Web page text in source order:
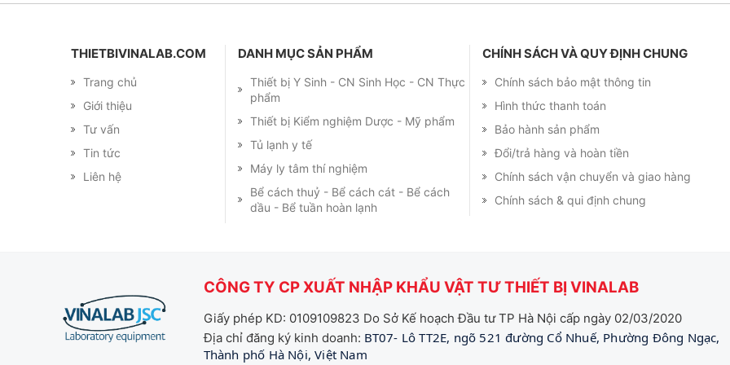
THIETBIVINALAB.COM
Trang chủ
Giới thiệu
Tư vấn
Tin tức
Liên hệ
DANH MỤC SẢN PHẨM
Thiết bị Y Sinh - CN Sinh Học - CN Thực
phẩm
Thiết bị Kiểm nghiệm Dược - Mỹ phẩm
Tủ lạnh y tế
Máy ly tâm thí nghiệm
Bể cách thuỷ - Bể cách cát - Bể cách
dầu - Bể tuần hoàn lạnh
CHÍNH SÁCH VÀ QUY ĐỊNH CHUNG
Chính sách bảo mật thông tin
Hình thức thanh toán
Bảo hành sản phẩm
Đổi/trả hàng và hoàn tiền
Chính sách vận chuyển và giao hàng
Chính sách & qui định chung
CÔNG TY CP XUẤT NHẬP KHẨU VẬT TƯ THIẾT BỊ VINALAB
Giấy phép KD: 0109109823 Do Sở Kế hoạch Đầu tư TP Hà Nội cấp ngày 02/03/2020
Địa chỉ đăng ký kinh doanh: BT07- Lô TT2E, ngõ 521 đường Cổ Nhuế, Phường Đông Ngạc,
Thành phố Hà Nội, Việt Nam